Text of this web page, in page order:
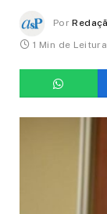
Por
1 Min de Leitura